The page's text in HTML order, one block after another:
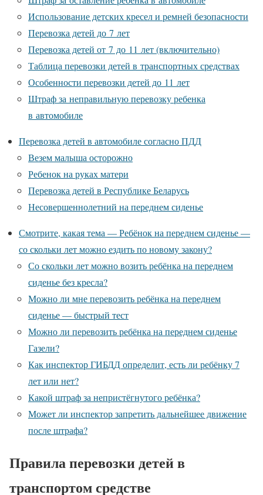
Использование детских кресел и ремней безопасности
Перевозка детей до 7 лет
Перевозка детей от 7 до 11 лет (включительно)
Таблица перевозки детей в транспортных средствах
Особенности перевозки детей до 11 лет
Штраф за неправильную перевозку ребенка
в автомобиле
Перевозка детей в автомобиле согласно ПДД
Везем малыша осторожно
Ребенок на руках матери
Перевозка детей в Республике Беларусь
Несовершеннолетний на переднем сиденье
Смотрите, какая тема — Ребёнок на переднем сиденье —
со скольки лет можно ездить по новому закону?
Со скольки лет можно возить ребёнка на переднем
сиденье без кресла?
Можно ли мне перевозить ребёнка на переднем
сиденье — быстрый тест
Можно ли перевозить ребёнка на переднем сиденье
Газели?
Как инспектор ГИБДД определит, есть ли ребёнку 7
лет или нет?
Какой штраф за непристёгнутого ребёнка?
Может ли инспектор запретить дальнейшее движение
после штрафа?
Правила перевозки детей в
транспортом средстве